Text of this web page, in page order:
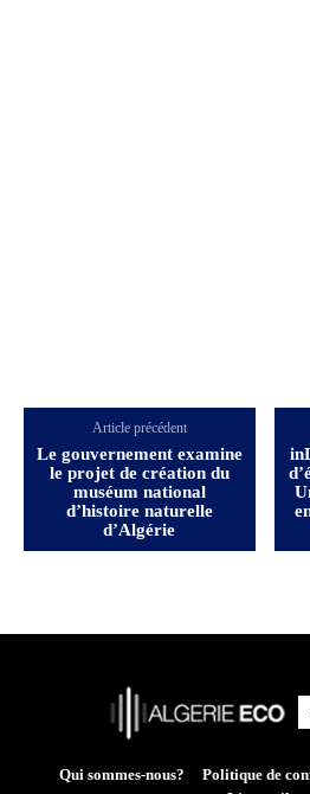
Article précédent
Le gouvernement examine
le projet de création du
muséum national
d’histoire naturelle
d’Algérie
Qui sommes-nous? Politique de